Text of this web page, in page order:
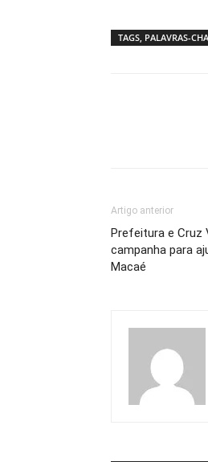
TAGS, PALAVRAS-
Artigo anterior
Prefeitura e Cruz
campanha para
Macaé